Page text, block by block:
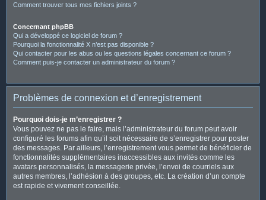
Comment trouver tous mes fichiers joints ?
Concernant phpBB
Qui a développé ce logiciel de forum ?
Pourquoi la fonctionnalité X n’est pas disponible ?
Qui contacter pour les abus ou les questions légales concernant ce forum ?
Comment puis-je contacter un administrateur du forum ?
Problèmes de connexion et d’enregistrement
Pourquoi dois-je m’enregistrer ?
Vous pouvez ne pas le faire, mais l’administrateur du forum peut avoir
configuré les forums afin qu’il soit nécessaire de s’enregistrer pour poster
des messages. Par ailleurs, l’enregistrement vous permet de bénéficier de
fonctionnalités supplémentaires inaccessibles aux invités comme les
avatars personnalisés, la messagerie privée, l’envoi de courriels aux
autres membres, l’adhésion à des groupes, etc. La création d’un compte
est rapide et vivement conseillée.